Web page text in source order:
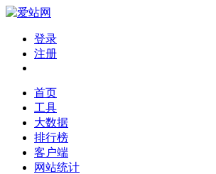
登录
注册
首页
工具
大数据
排行榜
客户端
网站统计